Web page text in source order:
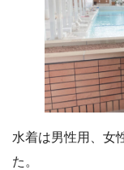
水着は男性用、女
た。